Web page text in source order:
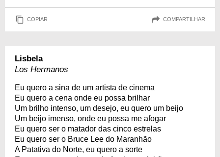
COPIAR COMPARTILHAR
Lisbela
Los Hermanos
Eu quero a sina de um artista de cinema
Eu quero a cena onde eu possa brilhar
Um brilho intenso, um desejo, eu quero um beijo
Um beijo imenso, onde eu possa me afogar
Eu quero ser o matador das cinco estrelas
Eu quero ser o Bruce Lee do Maranhão
A Patativa do Norte, eu quero a sorte